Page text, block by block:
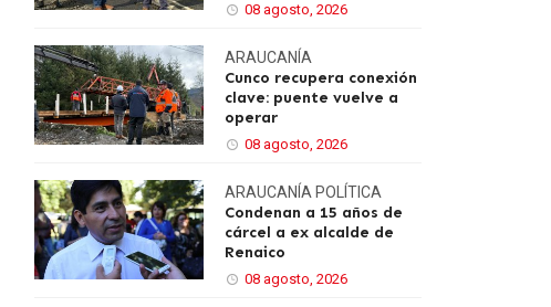
08 agosto, 2026
ARAUCANÍA
Cunco recupera conexión
clave: puente vuelve a
operar
08 agosto, 2026
ARAUCANÍA POLÍTICA
Condenan a 15 años de
cárcel a ex alcalde de
Renaico
08 agosto, 2026